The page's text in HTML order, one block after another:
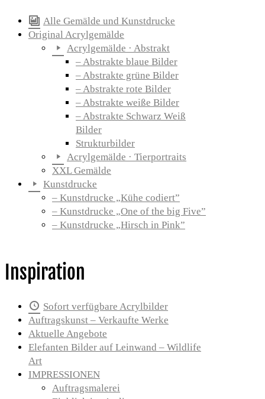
Alle Gemälde und Kunstdrucke
Original Acrylgemälde
Acrylgemälde · Abstrakt
– Abstrakte blaue Bilder
– Abstrakte grüne Bilder
– Abstrakte rote Bilder
– Abstrakte weiße Bilder
– Abstrakte Schwarz Weiß
Bilder
Strukturbilder
Acrylgemälde · Tierportraits
XXL Gemälde
Kunstdrucke
– Kunstdrucke „Kühe codiert”
– Kunstdrucke „One of the big Five”
– Kunstdrucke „Hirsch in Pink”
Inspiration
Sofort verfügbare Acrylbilder
Auftragskunst – Verkaufte Werke
Aktuelle Angebote
Elefanten Bilder auf Leinwand – Wildlife
Art
IMPRESSIONEN
Auftragsmalerei